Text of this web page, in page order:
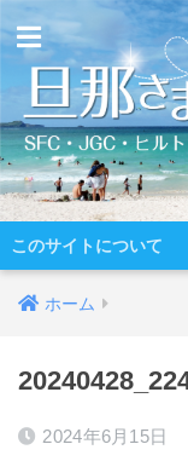
このサイトについて
ホーム
2024年6月15日